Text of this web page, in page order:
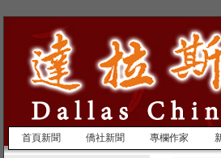
首頁新聞 僑社新聞 專欄作家